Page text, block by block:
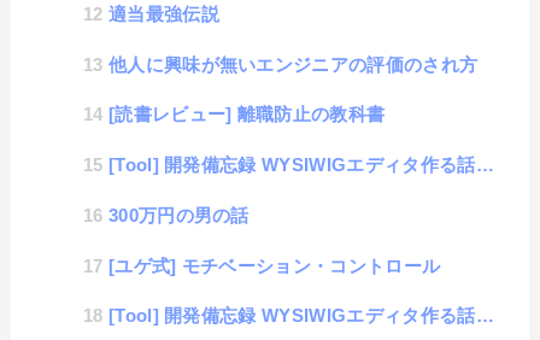
適当最強伝説
他人に興味が無いエンジニアの評価のされ方
[読書レビュー] 離職防止の教科書
[Tool] 開発備忘録 WYSIWIGエディタ作る話。#05 ver1.0をGithubにアップ
300万円の男の話
[ユゲ式] モチベーション・コントロール
[Tool] 開発備忘録 WYSIWIGエディタ作る話。#04 HTMLインデント